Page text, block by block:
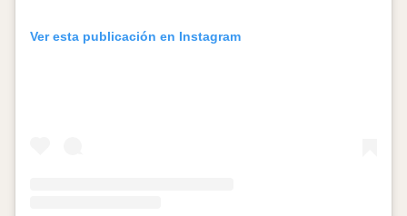
Ver esta publicación en Instagram